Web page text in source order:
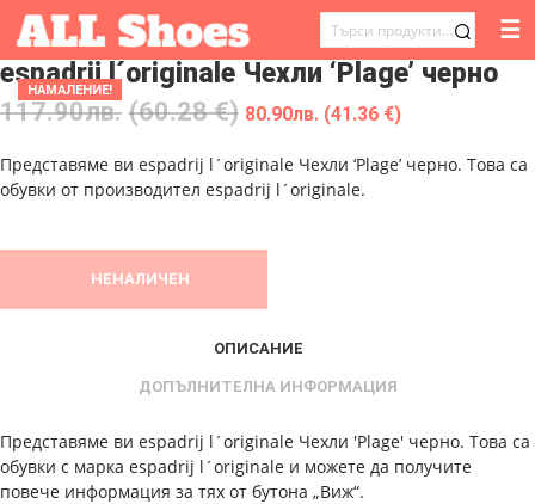
ТЪРСЕНЕ
ЗА:
☰
НАМАЛЕНИЕ!
espadrij l´originale Чехли ‘Plage’ черно
117.90лв. (60.28 €) 80.90лв. (41.36 €)
Представяме ви espadrij l´originale Чехли ‘Plage’ черно. Това са
обувки от производител espadrij l´originale.
НЕНАЛИЧЕН
ОПИСАНИЕ
ДОПЪЛНИТЕЛНА ИНФОРМАЦИЯ
Представяме ви espadrij l´originale Чехли 'Plage' черно. Това са
обувки с марка espadrij l´originale и можете да получите
повече информация за тях от бутона „Виж“.